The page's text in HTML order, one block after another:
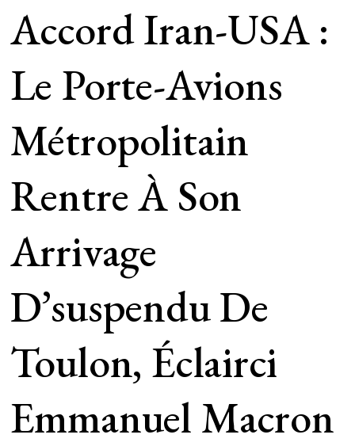
Accord Iran-USA :
Le Porte-Avions
Métropolitain
Rentre À Son
Arrivage
D’suspendu De
Toulon, Éclairci
Emmanuel Macron